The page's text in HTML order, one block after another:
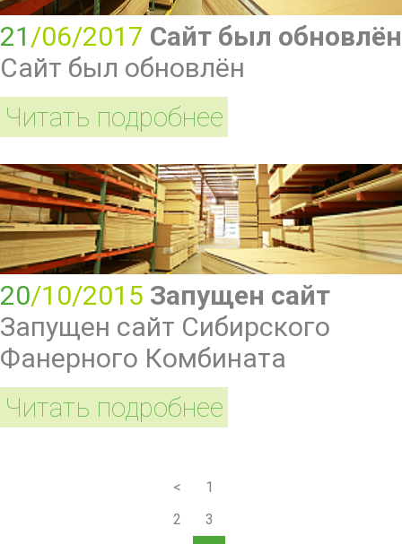
21 /06/2017 Сайт был обновлён
Сайт был обновлён
Читать подробнее
20/10/2015 Запущен сайт
Запущен сайт Сибирского
Фанерного Комбината
Читать подробнее
<
1
2
3